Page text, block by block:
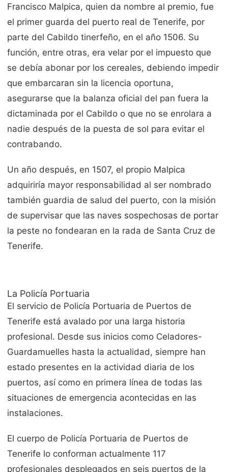
Francisco Malpica, quien da nombre al premio, fue
el primer guarda del puerto real de Tenerife, por
parte del Cabildo tinerfeño, en el año 1506. Su
función, entre otras, era velar por el impuesto que
se debía abonar por los cereales, debiendo impedir
que embarcaran sin la licencia oportuna,
asegurarse que la balanza oficial del pan fuera la
dictaminada por el Cabildo o que no se enrolara a
nadie después de la puesta de sol para evitar el
contrabando.
Un año después, en 1507, el propio Malpica
adquiriría mayor responsabilidad al ser nombrado
también guardia de salud del puerto, con la misión
de supervisar que las naves sospechosas de portar
la peste no fondearan en la rada de Santa Cruz de
Tenerife.
La Policía Portuaria
El servicio de Policía Portuaria de Puertos de
Tenerife está avalado por una larga historia
profesional. Desde sus inicios como Celadores-
Guardamuelles hasta la actualidad, siempre han
estado presentes en la actividad diaria de los
puertos, así como en primera línea de todas las
situaciones de emergencia acontecidas en las
instalaciones.
El cuerpo de Policía Portuaria de Puertos de
Tenerife lo conforman actualmente 117
profesionales desplegados en seis puertos de la